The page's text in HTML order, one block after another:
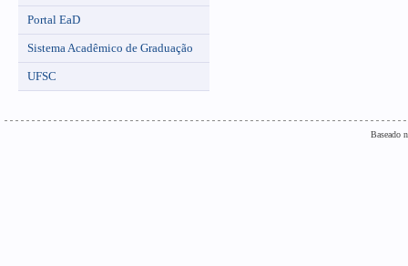
Portal EaD
Sistema Acadêmico de Graduação
UFSC
Baseado